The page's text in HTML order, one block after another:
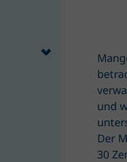
und
Der
30